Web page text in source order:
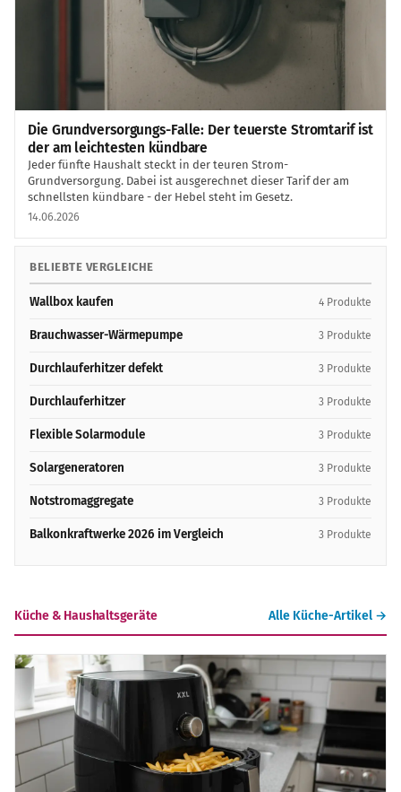
Die Grundversorgungs-Falle: Der teuerste Stromtarif ist
der am leichtesten kündbare
Jeder fünfte Haushalt steckt in der teuren Strom-
Grundversorgung. Dabei ist ausgerechnet dieser Tarif der am
schnellsten kündbare - der Hebel steht im Gesetz.
14.06.2026
BELIEBTE VERGLEICHE
Wallbox kaufen 4 Produkte
Brauchwasser-Wärmepumpe 3 Produkte
Durchlauferhitzer defekt 3 Produkte
Durchlauferhitzer 3 Produkte
Flexible Solarmodule 3 Produkte
Solargeneratoren 3 Produkte
Notstromaggregate 3 Produkte
Balkonkraftwerke 2026 im Vergleich 3 Produkte
Küche & Haushaltsgeräte Alle Küche-Artikel →